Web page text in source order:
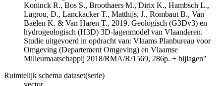
Koninck R., Bos S., Broothaers M., Dirix K., Hambsch L.,
Lagrou, D., Lanckacker T., Matthijs, J., Rombaut B., Van
Baelen K. & Van Haren T., 2019. Geologisch (G3Dv3) en
hydrogeologisch (H3D) 3D-lagenmodel van Vlaanderen.
Studie uitgevoerd in opdracht van: Vlaams Planbureau voor
Omgeving (Departement Omgeving) en Vlaamse
Milieumaatschappij 2018/RMA/R/1569, 286p. + bijlagen"
Ruimtelijk schema dataset(serie)
vector